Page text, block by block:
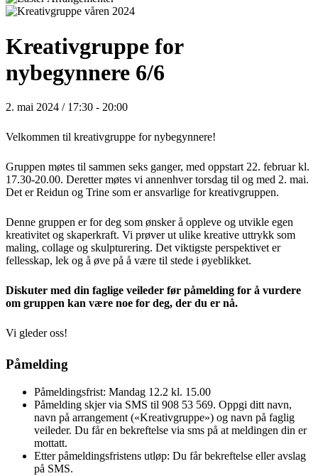
Kreativgruppe for
nybegynnere 6/6
2. mai 2024 / 17:30 - 20:00
Velkommen til kreativgruppe for nybegynnere!
Gruppen møtes til sammen seks ganger, med oppstart 22. februar kl.
17.30-20.00. Deretter møtes vi annenhver torsdag til og med 2. mai.
Det er Reidun og Trine som er ansvarlige for kreativgruppen.
Denne gruppen er for deg som ønsker å oppleve og utvikle egen
kreativitet og skaperkraft. Vi prøver ut ulike kreative uttrykk som
maling, collage og skulpturering. Det viktigste perspektivet er
fellesskap, lek og å øve på å være til stede i øyeblikket.
Diskuter med din faglige veileder før påmelding for å vurdere
om gruppen kan være noe for deg, der du er nå.
Vi gleder oss!
Påmelding
Påmeldingsfrist: Mandag 12.2 kl. 15.00
Påmelding skjer via SMS til 908 53 569. Oppgi ditt navn,
navn på arrangement («Kreativgruppe») og navn på faglig
veileder. Du får en bekreftelse via sms på at meldingen din er
mottatt.
Etter påmeldingsfristens utløp: Du får bekreftelse eller avslag
på SMS.